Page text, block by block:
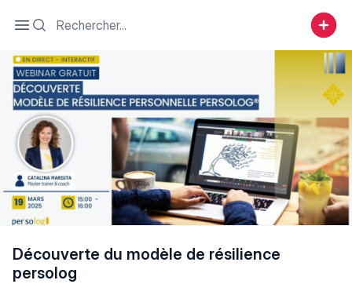
Open sidebar
Search
Découverte du modèle de résilience
persolog